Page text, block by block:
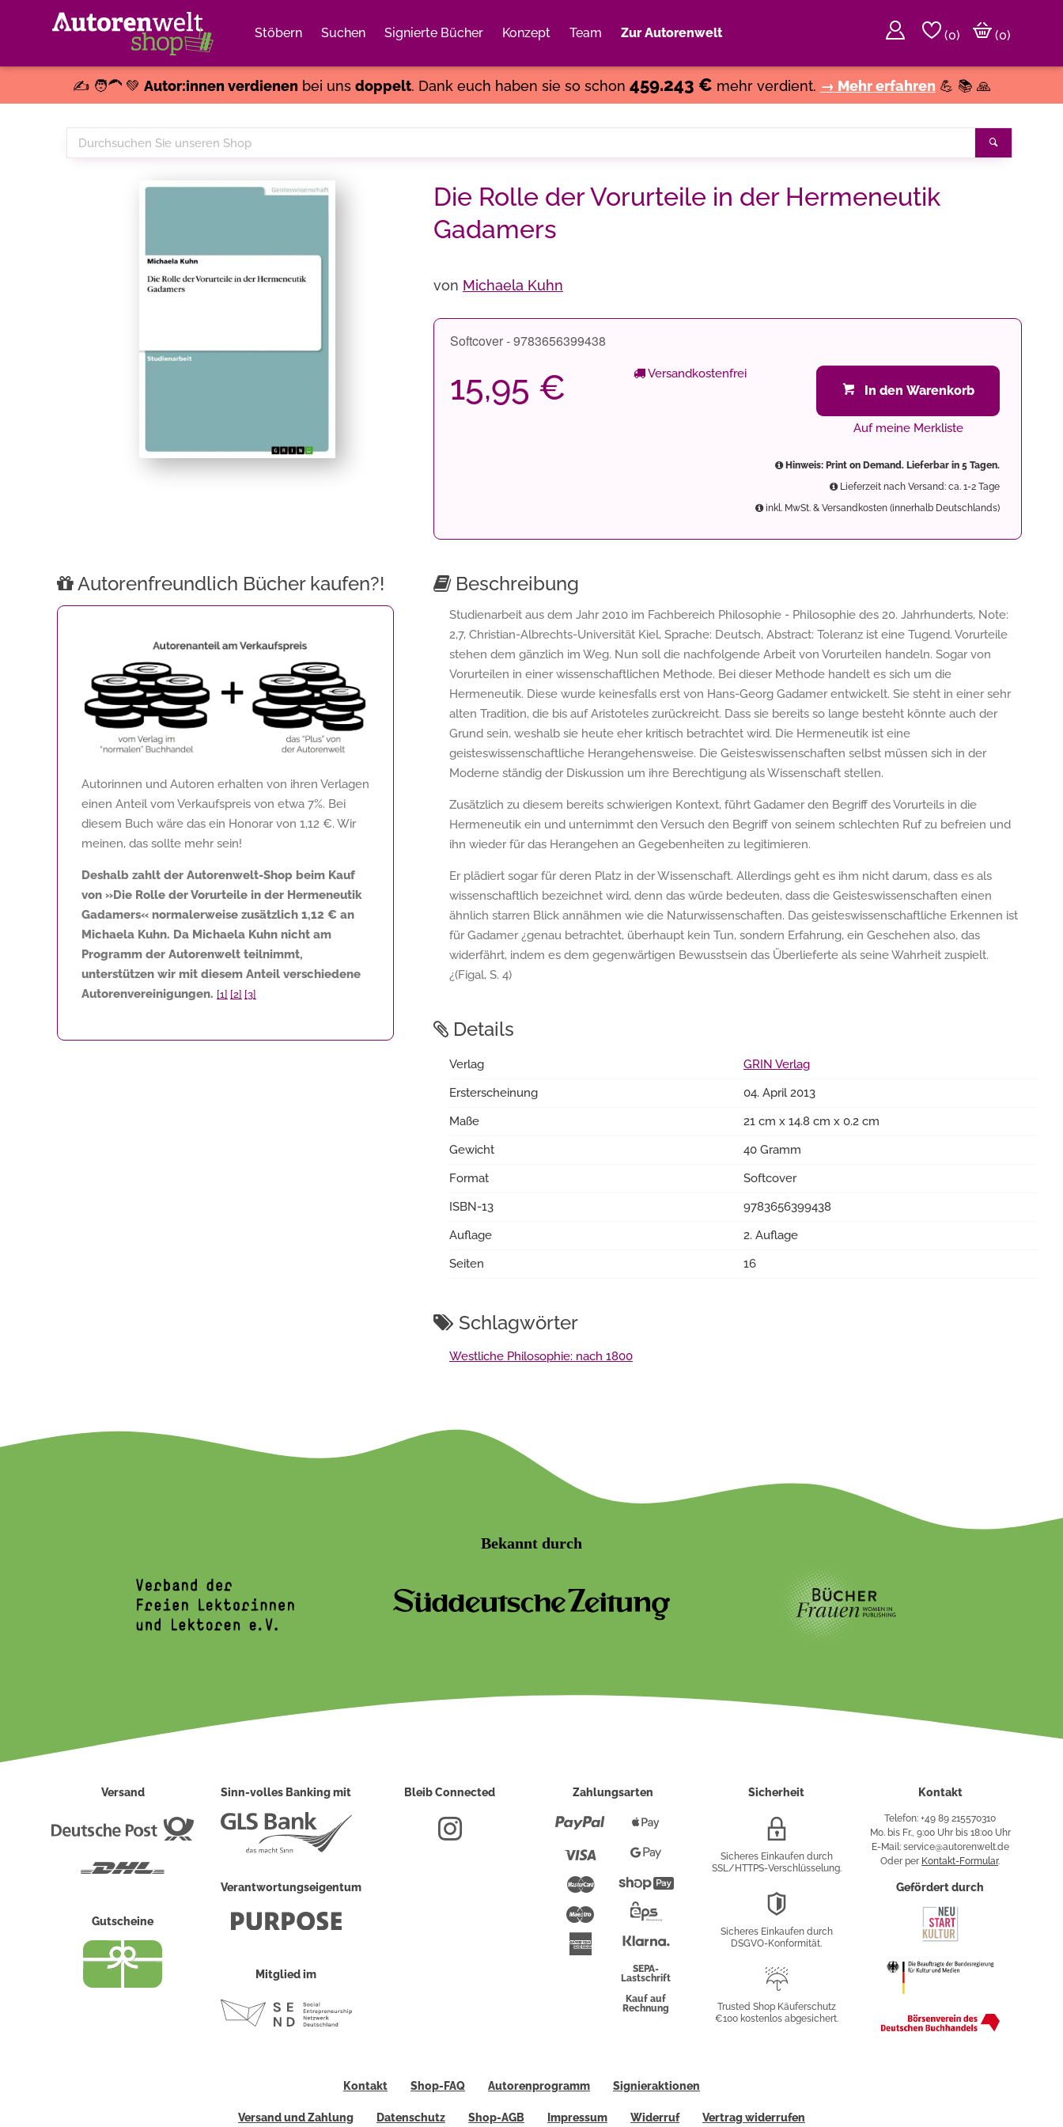
Stöbern Suchen Signierte Bücher Konzept Team Zur Autorenwelt (0)
(0)
✍️ 🧑‍🦱 💚 Autor:innen verdienenbei uns doppelt. Dank euch haben sie so schon 459.243 € mehr verdient. → Mehr erfahren 💪 📚 🙏
Durchsuchen
Sie
Die Rolle der Vorurteile in der Hermeneutik
Gadamers
von Michaela Kuhn
Softcover - 9783656399438
15,95 € Versandkostenfrei
In den Warenkorb
Auf meine Merkliste
Hinweis: Print on Demand. Lieferbar in 5 Tagen.
Lieferzeit nach Versand: ca. 1-2 Tage
inkl. MwSt. & Versandkosten (innerhalb Deutschlands)
Autorenfreundlich Bücher kaufen?!
Autorinnen und Autoren erhalten von ihren Verlagen
einen Anteil vom Verkaufspreis von etwa 7%. Bei
diesem Buch wäre das ein Honorar von 1,12 €. Wir
meinen, das sollte mehr sein!
Deshalb zahlt der Autorenwelt-Shop beim Kauf
von »Die Rolle der Vorurteile in der Hermeneutik
Gadamers« normalerweise zusätzlich 1,12 € an
Michaela Kuhn. Da Michaela Kuhn nicht am
Programm der Autorenwelt teilnimmt,
unterstützen wir mit diesem Anteil verschiedene
Autorenvereinigungen. [1] [2] [3]
Beschreibung
Studienarbeit aus dem Jahr 2010 im Fachbereich Philosophie - Philosophie des 20. Jahrhunderts, Note:
2,7, Christian-Albrechts-Universität Kiel, Sprache: Deutsch, Abstract: Toleranz ist eine Tugend. Vorurteile
stehen dem gänzlich im Weg. Nun soll die nachfolgende Arbeit von Vorurteilen handeln. Sogar von
Vorurteilen in einer wissenschaftlichen Methode. Bei dieser Methode handelt es sich um die
Hermeneutik. Diese wurde keinesfalls erst von Hans-Georg Gadamer entwickelt. Sie steht in einer sehr
alten Tradition, die bis auf Aristoteles zurückreicht. Dass sie bereits so lange besteht könnte auch der
Grund sein, weshalb sie heute eher kritisch betrachtet wird. Die Hermeneutik ist eine
geisteswissenschaftliche Herangehensweise. Die Geisteswissenschaften selbst müssen sich in der
Moderne ständig der Diskussion um ihre Berechtigung als Wissenschaft stellen.
Zusätzlich zu diesem bereits schwierigen Kontext, führt Gadamer den Begriff des Vorurteils in die
Hermeneutik ein und unternimmt den Versuch den Begriff von seinem schlechten Ruf zu befreien und
ihn wieder für das Herangehen an Gegebenheiten zu legitimieren.
Er plädiert sogar für deren Platz in der Wissenschaft. Allerdings geht es ihm nicht darum, dass es als
wissenschaftlich bezeichnet wird, denn das würde bedeuten, dass die Geisteswissenschaften einen
ähnlich starren Blick annähmen wie die Naturwissenschaften. Das geisteswissenschaftliche Erkennen ist
für Gadamer ¿genau betrachtet, überhaupt kein Tun, sondern Erfahrung, ein Geschehen also, das
widerfährt, indem es dem gegenwärtigen Bewusstsein das Überlieferte als seine Wahrheit zuspielt.
¿(Figal, S. 4)
Details
Verlag
GRIN Verlag
Ersterscheinung
04. April 2013
Maße
21 cm x 14.8 cm x 0.2 cm
Gewicht
40 Gramm
Format
Softcover
ISBN-13
9783656399438
Auflage
2. Auflage
Seiten
16
Schlagwörter
Westliche Philosophie: nach 1800
Bekannt durch
Versand
Deutsche
Gutscheine
Sinn-volles Banking mit
Verantwortungseigentum
Mitglied im
Bleib Connected Zahlungsarten
Paypal
Mastercard
Maestro
American
Express
Pay
PayShopify
Überweisung
SEPA-
Lastschrift
Kauf auf
Rechnung
Sicherheit
Verschlüsselung
Sicheres Einkaufen durch
SSL/HTTPS-Verschlüsselung.
Sicheres Einkaufen durch
DSGVO-Konformität.
Käuferschutz
Trusted Shop Käuferschutz
€100 kostenlos abgesichert.
Kontakt
Telefon: +49 89 215570310
Mo. bis Fr., 9:00 Uhr bis 18:00 Uhr
E-Mail: service@autorenwelt.de
Oder per Kontakt-Formular.
Gefördert durch
Kontakt Shop-FAQ Autorenprogramm Signieraktionen
Versand und Zahlung Datenschutz Shop-AGB Impressum Widerruf Vertrag widerrufen